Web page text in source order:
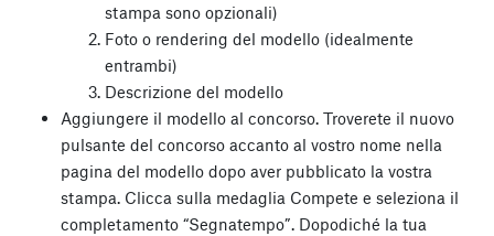
stampa sono opzionali)
Foto o rendering del modello (idealmente
entrambi)
Descrizione del modello
Aggiungere il modello al concorso. Troverete il nuovo
pulsante del concorso accanto al vostro nome nella
pagina del modello dopo aver pubblicato la vostra
stampa. Clicca sulla medaglia Compete e seleziona il
completamento “Segnatempo”. Dopodiché la tua